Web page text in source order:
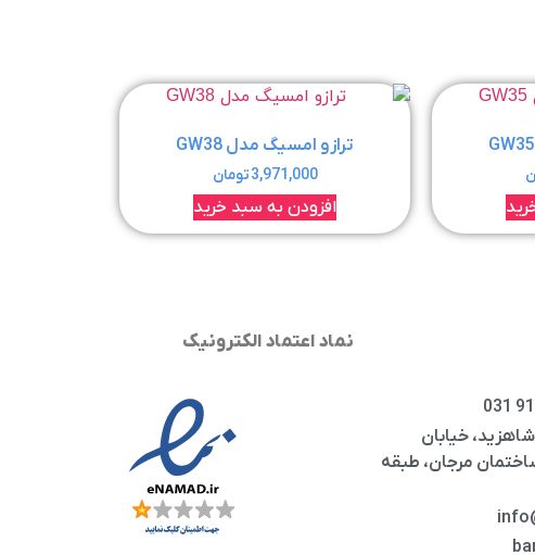
ترازو امسیگ مدل GW38
3,971,000تومان
افزودن به سبد خرید
خیابان
مرجان، طبقه
نماد اعتماد الکترونیک